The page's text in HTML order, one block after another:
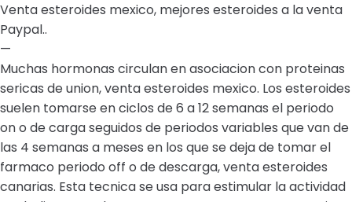
Venta esteroides mexico, mejores esteroides a la venta
Paypal..
—
Muchas hormonas circulan en asociacion con proteinas
sericas de union, venta esteroides mexico. Los esteroides
suelen tomarse en ciclos de 6 a 12 semanas el periodo
on o de carga seguidos de periodos variables que van de
las 4 semanas a meses en los que se deja de tomar el
farmaco periodo off o de descarga, venta esteroides
canarias. Esta tecnica se usa para estimular la actividad